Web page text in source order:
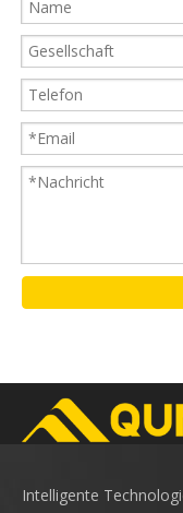
Intelligente